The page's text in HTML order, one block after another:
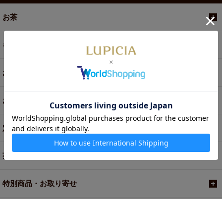
お茶
ギフト
お菓子・食品・飲料
お買い得商品
定期便
茶器・オリジナルグッズ
特別商品・お取り寄せ